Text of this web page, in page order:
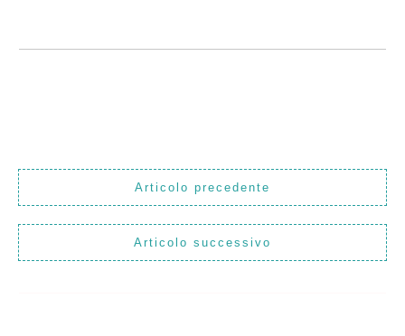
Articolo precedente
Articolo successivo